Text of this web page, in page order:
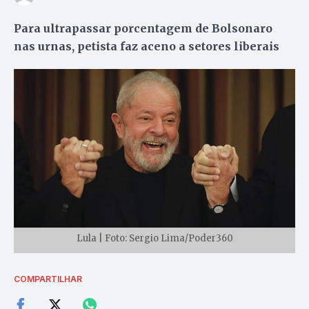
Para ultrapassar porcentagem de Bolsonaro
nas urnas, petista faz aceno a setores liberais
Lula | Foto: Sergio Lima/Poder360
COMPARTILHAR